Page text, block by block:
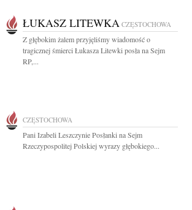
ŁUKASZ LITEWKA CZĘSTOCHOWA
Z głębokim żalem przyjęliśmy wiadomość o
tragicznej śmierci Łukasza Litewki posła na Sejm
RP,...
CZĘSTOCHOWA
Pani Izabeli Leszczynie Posłanki na Sejm
Rzeczypospolitej Polskiej wyrazy głębokiego...